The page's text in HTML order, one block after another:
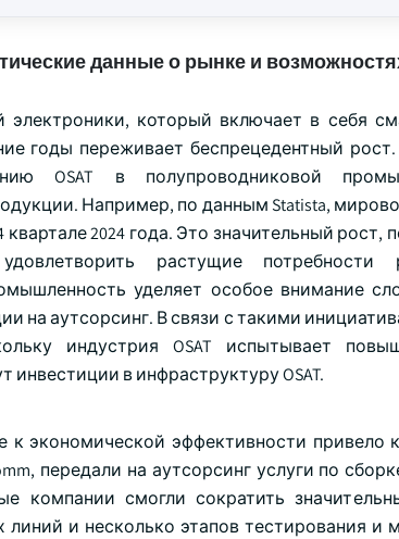
данные о рынке и
электроники, который включает в себя
годы переживает беспрецедентный
OSAT в полупроводниковой
Например, по данным Statista,
квартале 2024 года. Это значительный
растущие потребности
уделяет особое внимание
на аутсорсинг. В связи с такими
индустрия OSAT испытывает
в инфраструктуру OSAT.
к экономической эффективности
передали на аутсорсинг услуги по
компании смогли сократить
линий и несколько этапов тестирования и